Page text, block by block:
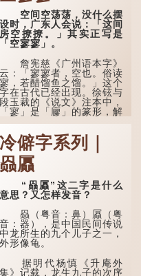
空间空荡荡，没什么摆
设时，广东人会说：「这间
房空撩撩。」其实正写是
「空寥寥」。
詹宪慈《广州语本字》
云：「寥寥者，空也。俗读
寥，若醋馏鱼之馏。」这个
字在古代已经出现。徐铉与
段玉裁的《说文》注本中，
「寥」是「廫」的篆形，解
·安期先生》载琊阜老人故
事，以「寥寥安期，虚质高
清」形容空虚无所事事。
唐代《艺文类聚》引晋
孙绰《表哀诗》：「寥寥空
堂，寂寂响户」...
冷僻字系列｜
赑屭
“赑屭”这二字是什么
意思？又怎样发音？
赑（粤音：鼻）屭（粤
音：器），是中国民间传说
中龙所生的九个儿子之一，
外形像龟。
据明代杨慎《升庵外
集》记载，龙生九子的次序